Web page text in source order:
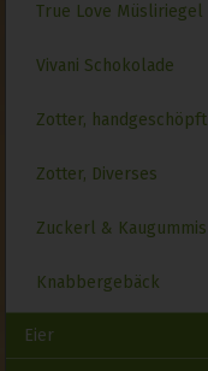
True Love Müsliriegel
Vivani Schokolade
Zotter, handgeschöpft
Zotter, Diverses
Zuckerl & Kaugummis
Knabbergebäck
Eier